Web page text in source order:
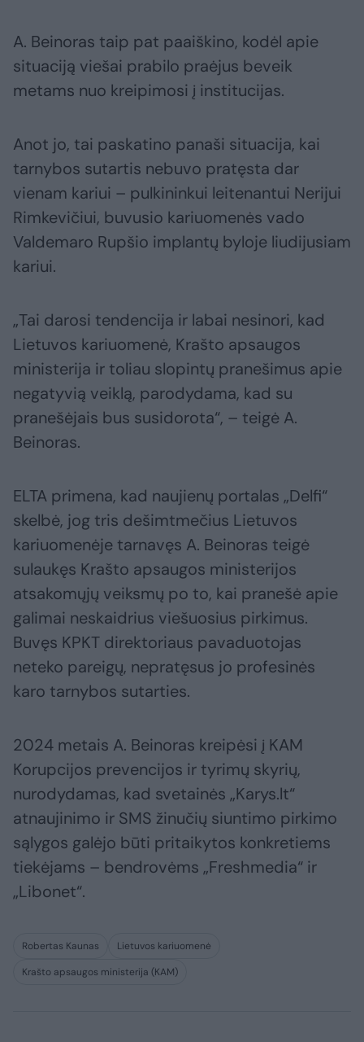
A. Beinoras taip pat paaiškino, kodėl apie
situaciją viešai prabilo praėjus beveik
metams nuo kreipimosi į institucijas.
Anot jo, tai paskatino panaši situacija, kai
tarnybos sutartis nebuvo pratęsta dar
vienam kariui – pulkininkui leitenantui Nerijui
Rimkevičiui, buvusio kariuomenės vado
Valdemaro Rupšio implantų byloje liudijusiam
kariui.
„Tai darosi tendencija ir labai nesinori, kad
Lietuvos kariuomenė, Krašto apsaugos
ministerija ir toliau slopintų pranešimus apie
negatyvią veiklą, parodydama, kad su
pranešėjais bus susidorota“, – teigė A.
Beinoras.
ELTA primena, kad naujienų portalas „Delfi“
skelbė, jog tris dešimtmečius Lietuvos
kariuomenėje tarnavęs A. Beinoras teigė
sulaukęs Krašto apsaugos ministerijos
atsakomųjų veiksmų po to, kai pranešė apie
galimai neskaidrius viešuosius pirkimus.
Buvęs KPKT direktoriaus pavaduotojas
neteko pareigų, nepratęsus jo profesinės
karo tarnybos sutarties.
2024 metais A. Beinoras kreipėsi į KAM
Korupcijos prevencijos ir tyrimų skyrių,
nurodydamas, kad svetainės „Karys.lt“
atnaujinimo ir SMS žinučių siuntimo pirkimo
sąlygos galėjo būti pritaikytos konkretiems
tiekėjams – bendrovėms „Freshmedia“ ir
„Libonet“.
Robertas Kaunas
Lietuvos kariuomenė
Krašto apsaugos ministerija (KAM)